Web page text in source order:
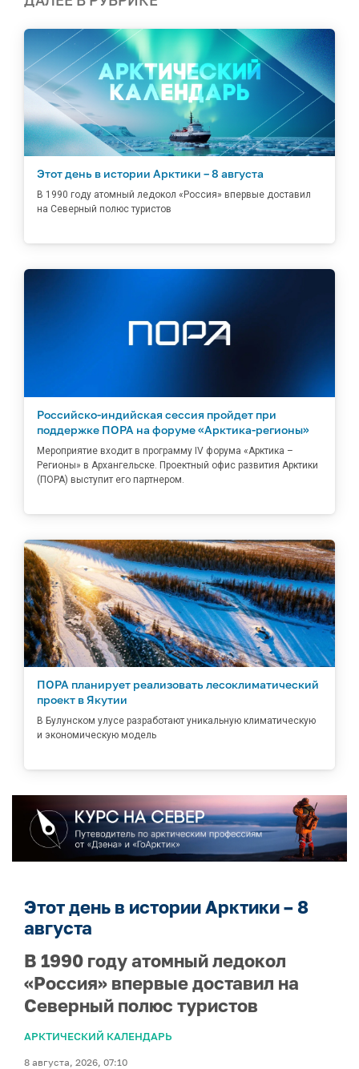
Этот день в истории Арктики – 8 августа
В 1990 году атомный ледокол «Россия» впервые доставил
на Северный полюс туристов
Российско-индийская сессия пройдет при
поддержке ПОРА на форуме «Арктика-регионы»
Мероприятие входит в программу IV форума «Арктика –
Регионы» в Архангельске. Проектный офис развития Арктики
(ПОРА) выступит его партнером.
ПОРА планирует реализовать лесоклиматический
проект в Якутии
В Булунском улусе разработают уникальную климатическую
и экономическую модель
Этот день в истории Арктики – 8
августа
В 1990 году атомный ледокол
«Россия» впервые доставил на
Северный полюс туристов
АРКТИЧЕСКИЙ КАЛЕНДАРЬ
8 августа, 2026, 07:10